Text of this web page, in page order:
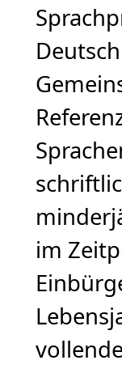
im